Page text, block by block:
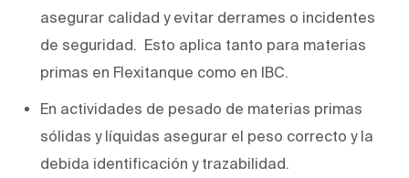
asegurar calidad y evitar derrames o incidentes
de seguridad. Esto aplica tanto para materias
primas en Flexitanque como en IBC.
En actividades de pesado de materias primas
sólidas y líquidas asegurar el peso correcto y la
debida identificación y trazabilidad.